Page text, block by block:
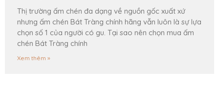
Thị trường ấm chén đa dạng về nguồn gốc xuất xứ
nhưng ấm chén Bát Tràng chính hãng vẫn luôn là sự lựa
chọn số 1 của người có gu. Tại sao nên chọn mua ấm
chén Bát Tràng chính
Xem thêm »